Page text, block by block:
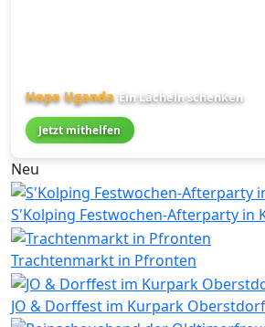
Hope Uganda Ein Lächeln schenken
Jetzt mithelfen
Neu
S'Kolping Festwochen-Afterparty in
Trachtenmarkt in Pfronten
JO & Dorffest im Kurpark Oberstdorf